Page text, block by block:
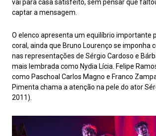
vai para casa satisfeito, sem pensar que
captar a mensagem.
O elenco apresenta um equilíbrio importante
coral, ainda que Bruno Lourenço se imponha
nas representações de Sérgio Cardoso e
mais lembrada como Nydia Lícia. Felipe
como Paschoal Carlos Magno e Franco
Pimenta chama a atenção na pele do ator
2011).